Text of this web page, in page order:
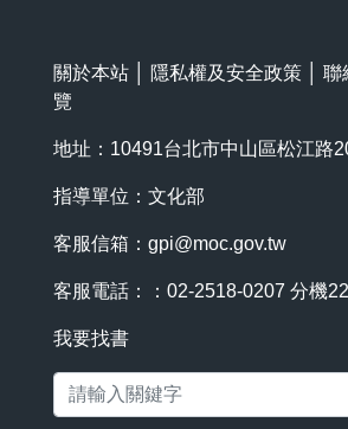
關於本站 隱私權及安全政策 聯
覽
地址：10491台北市中山區松江路
指導單位：文化部
客服信箱： gpi@moc.gov.tw
客服電話：：02-2518-0207 分機22
我要找書